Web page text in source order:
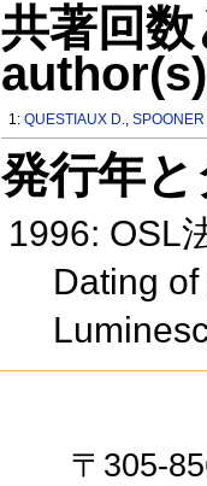
共著回
1:QUESTIAUX D.,SPOONER
発行年
1996: OSL
Dating
〒305-